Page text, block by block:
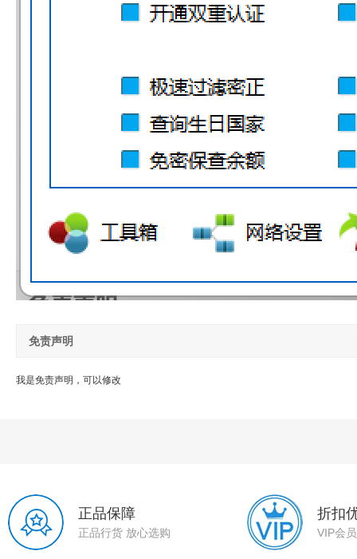
免责声明
我是免责声明，可以修改
正品保障
正品行货 放心选购
折扣
VIP会